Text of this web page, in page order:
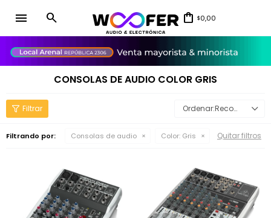
menu $0,00
CONSOLAS DE AUDIO COLOR GRIS
Recomendados
Filtrando por: Consolas de audio Color: Gris Quitar filtros
close